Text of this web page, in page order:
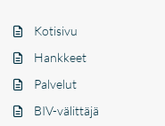
Kotisivu
Hankkeet
Palvelut
BIV-välittäjä